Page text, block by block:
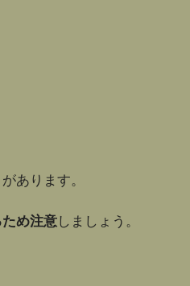
あります。
め注意しましょう。